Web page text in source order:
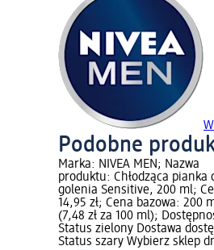
Podobne
Marka: NIVEA MEN; Nazwa
produktu: Chłodząca pianka
golenia Sensitive, 200 ml;
14,95 zł; Cena bazowa: 200
(7,48 zł za 100 ml);
Status zielony Dostawa
Status szary Wybierz sklep